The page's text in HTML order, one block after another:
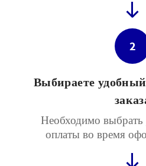
2
Выбираете
Необходимо
оплаты во время